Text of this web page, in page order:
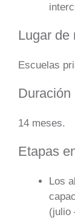
Lugar de
Escuelas
Duración
14 meses.
Etapas
Los
(julio